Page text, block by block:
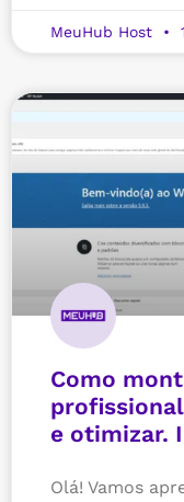
MeuHub Host
Como
e otimizar.
Olá! Vamos